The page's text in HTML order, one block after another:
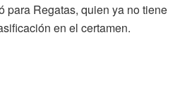
para Regatas, quien ya no tiene
en el certamen.